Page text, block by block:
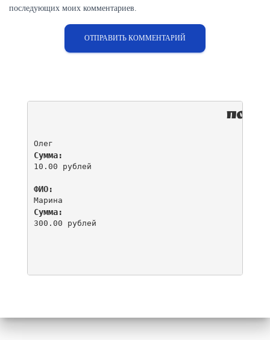
последующих моих комментариев.
Олег
Сумма:
10.00 рублей
ФИО:
Марина
Сумма:
300.00 рублей